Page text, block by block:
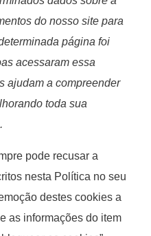
dados sobre a
do nosso site para
página foi
acessaram essa
ajudam a compreender
toda sua
pode recusar a
nesta Política no seu
destes cookies a
as informações do item